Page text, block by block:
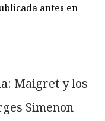
antes en
Maigret y los
Simenon